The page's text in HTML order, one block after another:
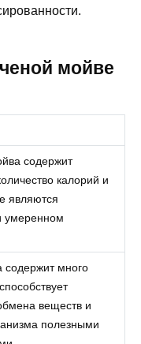
мойве
содержит
калорий и
являются
умеренном
содержит много
веществ и
полезными